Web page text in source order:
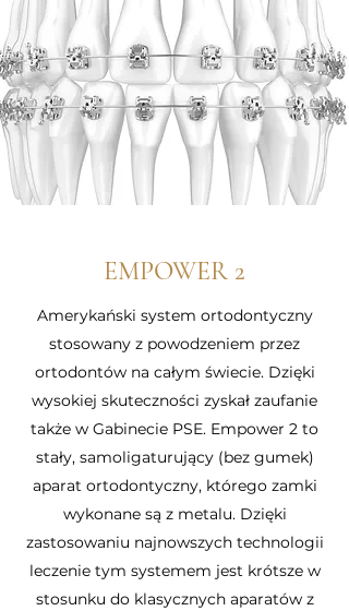
EMPOWER 2
Amerykański system ortodontyczny
stosowany z powodzeniem przez
ortodontów na całym świecie. Dzięki
wysokiej skuteczności zyskał zaufanie
także w Gabinecie PSE. Empower 2 to
stały, samoligaturujący (bez gumek)
aparat ortodontyczny, którego zamki
wykonane są z metalu. Dzięki
zastosowaniu najnowszych technologii
leczenie tym systemem jest krótsze w
stosunku do klasycznych aparatów z